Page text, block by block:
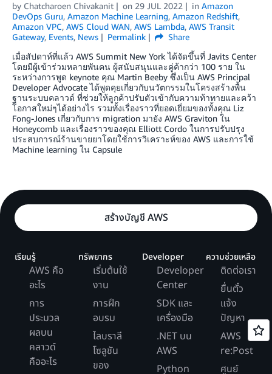
by Chatcharoen Chivakanit on 29 JUL 2022 in Amazon
DevOps Guru, Amazon Machine Learning, Amazon Redshift,
Amazon VPC, AWS Cloud WAN, AWS Lambda, AWS Transit
Gateway, Events, News Permalink
Share
เมื่อสัปดาห์ที่แล้ว AWS Summit New York ได้จัดขึ้นที่ Javits Center
โดยมีผู้เข้าร่วมหลายพันคน ผู้สนับสนุนและคู่ค้ากว่า 100 ราย ใน
ระหว่างการพูด keynote คุณ Martin Beeby ซึ่งเป็น AWS Principal
Developer Advocate ได้พูดคุยเกี่ยวกับนวัตกรรมในโครงสร้างพื้น
ฐานระบบคลาวด์ ที่ช่วยให้ลูกค้าปรับตัวเข้ากับความท้าทายและคว้า
โอกาสใหม่ๆได้อย่างไร รวมทั้งเรื่องราวที่ยอดเยี่ยมของทั้งคุณ Liz
Fong-Jones เกี่ยวกับการ migration มายัง AWS Graviton ใน
Honeycomb และเรื่องราวของคุณ Elliott Cordo ในการปรับปรุง
ประสบการณ์ร้านขายยาโดยใช้การวิเคราะห์ของ AWS และการใช้
Machine learning ใน Capsule
สร้างบัญชี AWS
เรียนรู้
AWS คือ
อะไร
การ
ประมวล
ผลบน
คลาวด์
คืออะไร
ทรัพยากร
เริ่มต้นใช้
งาน
การฝึก
อบรม
ไลบราลี
โซลูชัน
ของ
Developer
Developer
Center
SDK และ
เครื่องมือ
.NET บน
AWS
Python
ความช่วยเหลือ
ติดต่อเรา
ยื่นตั๋ว
แจ้ง
ปัญหา
AWS
re:Post
ศูนย์